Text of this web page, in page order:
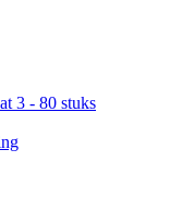
3 - 80 stuks